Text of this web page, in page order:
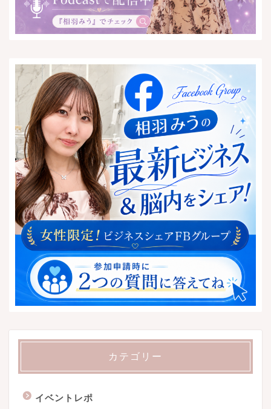
カテゴリー
イベントレポ